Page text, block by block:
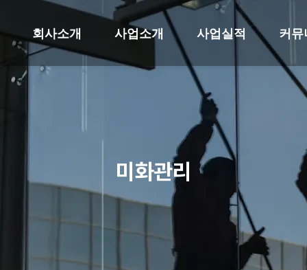
회사소개 사업소개 사업실적 커
미화관리